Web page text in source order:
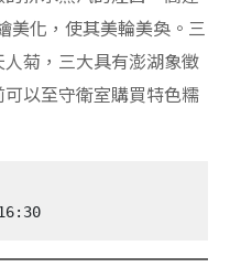
美化，使其美輪美奐。三
菊，三大具有澎湖象徵
以至守衛室購買特色糯